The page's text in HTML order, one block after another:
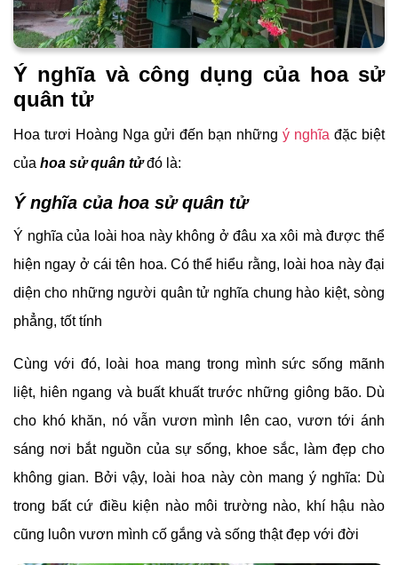
Ý nghĩa và công dụng của hoa sử
quân tử
Hoa tươi Hoàng Nga gửi đến bạn những ý nghĩa đặc biệt
của hoa sử quân tửđó là:
Ý nghĩa của hoa sử quân tử
Ý nghĩa của loài hoa này không ở đâu xa xôi mà được thể
hiện ngay ở cái tên hoa. Có thể hiểu rằng, loài hoa này đại
diện cho những người quân tử nghĩa chung hào kiệt, sòng
phẳng, tốt tính
Cùng với đó, loài hoa mang trong mình sức sống mãnh
liệt, hiên ngang và buất khuất trước những giông bão. Dù
cho khó khăn, nó vẫn vươn mình lên cao, vươn tới ánh
sáng nơi bắt nguồn của sự sống, khoe sắc, làm đẹp cho
không gian. Bởi vậy, loài hoa này còn mang ý nghĩa: Dù
trong bất cứ điều kiện nào môi trường nào, khí hậu nào
cũng luôn vươn mình cố gắng và sống thật đẹp với đời